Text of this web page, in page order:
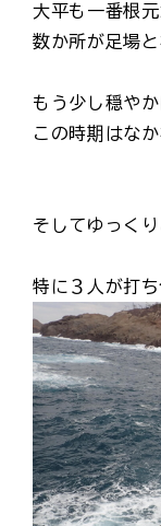
大平も一番根元
数か所が足場
もう少し穏や
この時期はな
そしてゆっく
特に３人が打